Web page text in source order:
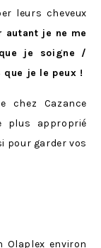
leurs cheveux
autant je ne me
je soigne /
que je le peux !
chez Cazance
plus approprié
pour garder vos
Olaplex environ